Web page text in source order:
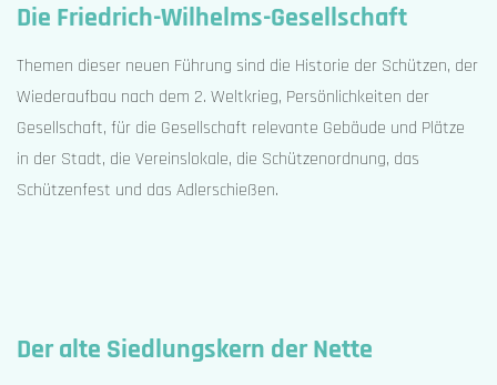
Die Friedrich-Wilhelms-Gesellschaft
Themen dieser neuen Führung sind die Historie der Schützen, der
Wiederaufbau nach dem 2. Weltkrieg, Persönlichkeiten der
Gesellschaft, für die Gesellschaft relevante Gebäude und Plätze
in der Stadt, die Vereinslokale, die Schützenordnung, das
Schützenfest und das Adlerschießen.
Der alte Siedlungskern der Nette